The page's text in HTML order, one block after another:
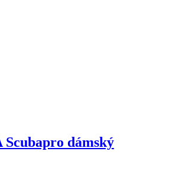
dámský